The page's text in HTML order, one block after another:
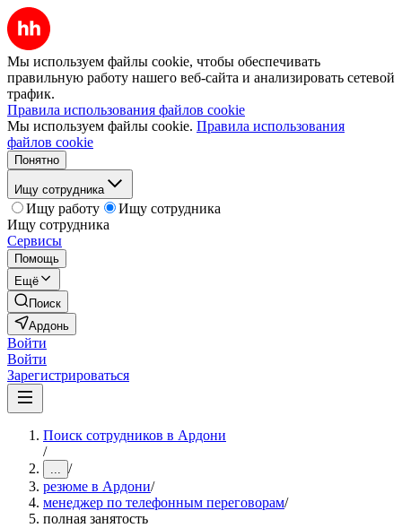
Мы используем файлы cookie, чтобы обеспечивать
правильную работу нашего веб-сайта и анализировать сетевой
трафик.
Правила использования файлов cookie
Мы используем файлы cookie. Правила использования
файлов cookie
Понятно
Ищу сотрудника
Ищу работу
Ищу сотрудника
Ищу сотрудника
Сервисы
Помощь
Ещё
Поиск
Ардонь
Войти
Войти
Зарегистрироваться
Поиск сотрудников в Ардони
/
... /
резюме в Ардони/
менеджер по телефонным переговорам/
полная занятость